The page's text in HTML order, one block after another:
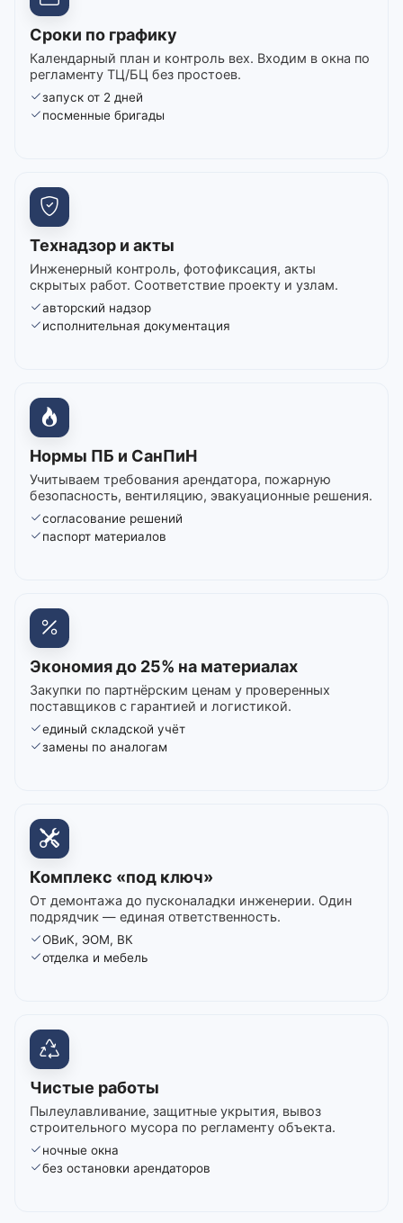
Сроки по графику
Календарный план и контроль вех. Входим в окна по
регламенту ТЦ/БЦ без простоев.
запуск от 2 дней
посменные бригады
Технадзор и акты
Инженерный контроль, фотофиксация, акты
скрытых работ. Соответствие проекту и узлам.
авторский надзор
исполнительная документация
Нормы ПБ и СанПиН
Учитываем требования арендатора, пожарную
безопасность, вентиляцию, эвакуационные решения.
согласование решений
паспорт материалов
Экономия до 25% на материалах
Закупки по партнёрским ценам у проверенных
поставщиков с гарантией и логистикой.
единый складской учёт
замены по аналогам
Комплекс «под ключ»
От демонтажа до пусконаладки инженерии. Один
подрядчик — единая ответственность.
ОВиК, ЭОМ, ВК
отделка и мебель
Чистые работы
Пылеулавливание, защитные укрытия, вывоз
строительного мусора по регламенту объекта.
ночные окна
без остановки арендаторов